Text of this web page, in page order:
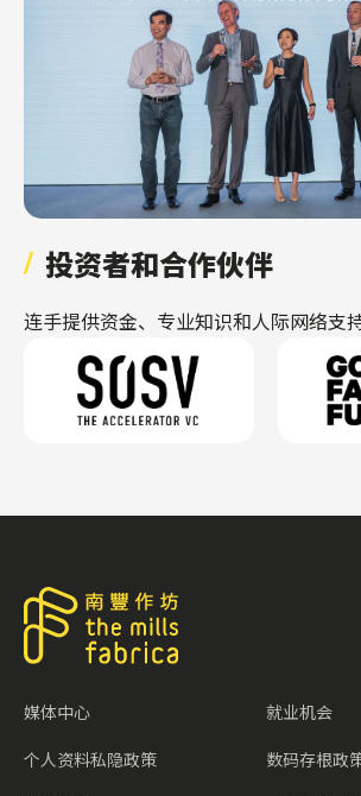
投资者和合作伙伴
连手提供资金、专业知识和人际网络支
媒体中心 就业机会
个人资料私隐政策 数码存根政